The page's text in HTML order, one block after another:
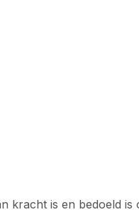
kracht is en bedoeld